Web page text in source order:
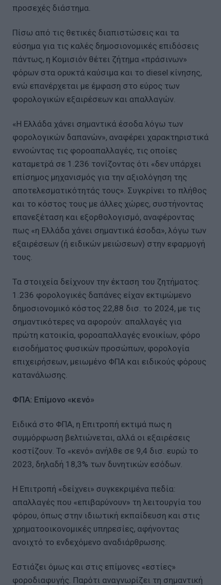
προσεχές διάστημα.
Πίσω από τις θετικές διαπιστώσεις και τα
εύσημα για τις καλές δημοσιονομικές επιδόσεις
πάντως, η Κομισιόν θέτει ζήτημα «πράσινων»
φόρων στα ορυκτά καύσιμα και το diesel κίνησης,
ενώ επανέρχεται με έμφαση στο εύρος των
φορολογικών εξαιρέσεων και απαλλαγών.
«Η Ελλάδα χάνει σημαντικά έσοδα λόγω των
φορολογικών δαπανών», αναφέρει χαρακτηριστικά
εννοώντας τις φοροαπαλλαγές, τις οποίες
καταμετρά σε 1.236 τονίζοντας ότι «δεν υπάρχει
επίσημος μηχανισμός για την αξιολόγηση της
αποτελεσματικότητάς τους». Συγκρίνει το πλήθος
και το κόστος τους με άλλες χώρες, συστήνοντας
επανεξέταση και εξορθολογισμό, αναφέροντας
πως «η Ελλάδα χάνει σημαντικά έσοδα», λόγω των
εξαιρέσεων (ή ειδικών μειώσεων) στην εφαρμογή
τους.
Τα στοιχεία δείχνουν την έκταση του ζητήματος:
1.236 φορολογικές δαπάνες είχαν εκτιμώμενο
δημοσιονομικό κόστος 22,88 δισ. το 2024, με τις
σημαντικότερες να αφορούν: απαλλαγές για
πρώτη κατοικία, φοροαπαλλαγές ενοικίων, φόρο
εισοδήματος φυσικών προσώπων, φορολογία
επιχειρήσεων, μειωμένο ΦΠΑ και ειδικούς φόρους
κατανάλωσης.
ΦΠΑ: Επίμονο «κενό»
Ειδικά στο ΦΠΑ, η Επιτροπή εκτιμά πως η
συμμόρφωση βελτιώνεται, αλλά οι εξαιρέσεις
κοστίζουν. Το «κενό» ανήλθε σε 9,4 δισ. ευρώ το
2023, δηλαδή 18,3% των δυνητικών εσόδων.
Η Επιτροπή «δείχνει» συγκεκριμένα πεδία:
απαλλαγές που «επιβαρύνουν» τη λειτουργία του
φόρου, όπως στην ιδιωτική εκπαίδευση και στις
χρηματοοικονομικές υπηρεσίες, αφήνοντας
ανοιχτό το ενδεχόμενο αναδιάρθρωσης.
Εστιάζει όμως και στις επίμονες «εστίες»
φοροδιαφυγής. Παρότι αναγνωρίζει τη σημαντική